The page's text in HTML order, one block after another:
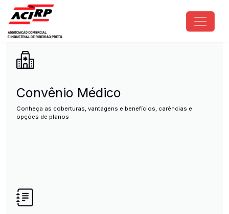
Pular para o conteúdo principal
ACIRP - Associação Comercial
Convênio Médico
Conheça as coberturas, vantagens e benefícios, carências e
opções de planos